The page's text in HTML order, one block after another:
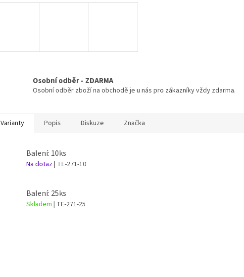
Osobní odběr - ZDARMA
Osobní odběr zboží na obchodě je u nás pro zákazníky vždy zdarma.
Varianty Popis Diskuze Značka
Balení: 10ks
Na dotaz| TE-271-10
Balení: 25ks
Skladem | TE-271-25